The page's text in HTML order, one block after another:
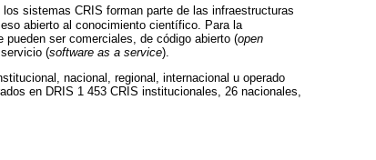
los sistemas CRIS forman parte de las infraestructuras
abierto al conocimiento científico. Para la
ser comerciales, de código abierto (open
(software as a service).
nacional, regional, internacional u operado
en DRIS 1 453 CRIS institucionales, 26 nacionales,